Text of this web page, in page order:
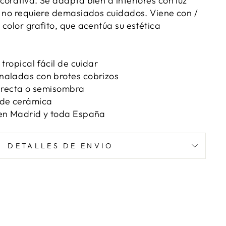
requiere demasiados cuidados. Viene con /
grafito, que acentúa su estética
fácil de cuidar
con brotes cobrizos
o semisombra
cerámica
Madrid y toda España
DETALLES DE ENVIO